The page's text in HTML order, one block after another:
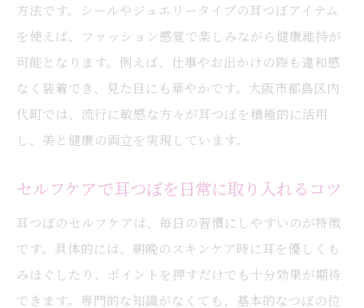
持続性を意識した耳つぼケアのポイント
医療行為ではない耳つぼケアの安全性と注意点
耳つぼは医療行為ではない安全な施術方法
安心して耳つぼケアを始めるための注意点
妊娠中や体調に応じた耳つぼの利用方法
耳つぼケアを安全に楽しむための心得
副作用を防ぐ耳つぼ施術時のチェック項目
方法です。シールやジュエリータイプの耳つぼアイテム
を使えば、ファッション感覚で楽しみながら健康維持が
可能となります。例えば、仕事やお出かけの際も違和感
なく装着でき、見た目にも華やかです。大阪市都島区内
代町では、流行に敏感な方々が耳つぼを積極的に活用
し、美と健康の両立を実現しています。
セルフケアで耳つぼを日常に取り入れるコツ
耳つぼのセルフケアは、毎日の習慣にしやすいのが特徴
です。具体的には、朝晩のスキンケア時に耳を優しくも
みほぐしたり、ポイントを押すだけでも十分効果が期待
できます。専門的な知識がなくても、基本的なつぼの位